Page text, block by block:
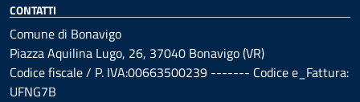
CONTATTI
Comune di Bonavigo
Piazza Aquilina Lugo, 26, 37040 Bonavigo (VR)
Codice fiscale / P. IVA:00663500239 ------- Codice e_Fattura:
UFNG7B